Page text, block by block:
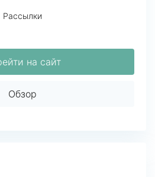
Рассылки
на сайт
Обзор